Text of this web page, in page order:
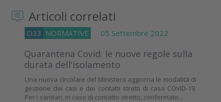
Articoli correlati
O33 NORMATIVE 05 Settembre 2022
Quarantena Covid: le nuove regole sulla
durata dell'isolamento
Una nuova circolare del Ministero aggiorna le modalità di
gestione dei casi e dei contatti stretti di caso COVID-19.
Per i sanitari, in caso di contatto stretto, confermato...